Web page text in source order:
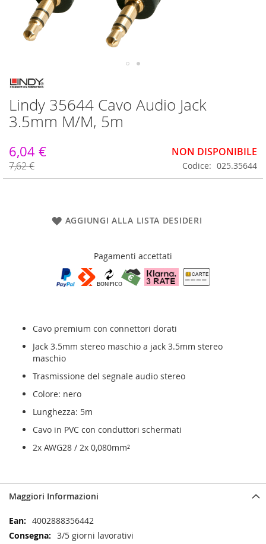
Vai
all'inizio
della
galleria
di
Lindy 35644 Cavo Audio Jack
3.5mm M/M, 5m
6,04 €
7,62 €
NON DISPONIBILE
Codice 025.35644
AGGIUNGI ALLA LISTA DESIDERI
Pagamenti accettati
Cavo premium con connettori dorati
Jack 3.5mm stereo maschio a jack 3.5mm stereo
maschio
Trasmissione del segnale audio stereo
Colore: nero
Lunghezza: 5m
Cavo in PVC con conduttori schermati
2x AWG28 / 2x 0,080mm²
Maggiori Informazioni
Maggiori
Informazioni
4002888356442
3/5 giorni lavorativi